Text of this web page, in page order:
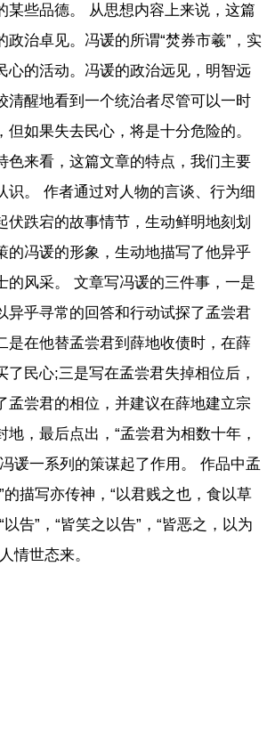
某些品德。 从思想内容上来说，这篇
政治卓见。冯谖的所谓“焚券市羲”，实
心的活动。冯谖的政治远见，明智远
清醒地看到一个统治者尽管可以一时
但如果失去民心，将是十分危险的。
色来看，这篇文章的特点，我们主要
识。 作者通过对人物的言谈、行为细
伏跌宕的故事情节，生动鲜明地刻划
的冯谖的形象，生动地描写了他异乎
的风采。 文章写冯谖的三件事，一是
异乎寻常的回答和行动试探了孟尝君
是在他替孟尝君到薛地收债时，在薛
了民心;三是写在孟尝君失掉相位后，
孟尝君的相位，并建议在薛地建立宗
地，最后点出，“孟尝君为相数十年，
谖一系列的策谋起了作用。 作品中孟
的描写亦传神，“以君贱之也，食以草
告”，“皆笑之以告”，“皆恶之，以为
情世态来。